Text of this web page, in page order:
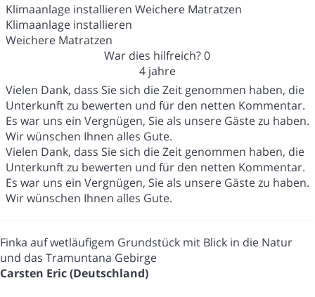
Klimaanlage installieren Weichere Matratzen
Klimaanlage installieren
Weichere Matratzen
War dies hilfreich?0
4 jahre
Vielen Dank, dass Sie sich die Zeit genommen haben, die
Unterkunft zu bewerten und für den netten Kommentar.
Es war uns ein Vergnügen, Sie als unsere Gäste zu haben.
Wir wünschen Ihnen alles Gute.
Vielen Dank, dass Sie sich die Zeit genommen haben, die
Unterkunft zu bewerten und für den netten Kommentar.
Es war uns ein Vergnügen, Sie als unsere Gäste zu haben.
Wir wünschen Ihnen alles Gute.
Finka auf wetläufigem Grundstück mit Blick in die Natur
und das Tramuntana Gebirge
Carsten Eric (Deutschland)